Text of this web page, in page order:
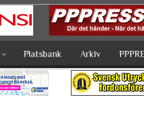
Platsbank Arkiv